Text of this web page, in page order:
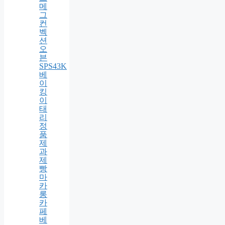
글
로
벌
라
이
프
스
메
그
컨
벡
션
오
븐
SPS43K
베
이
킹
이
태
리
정
품
제
과